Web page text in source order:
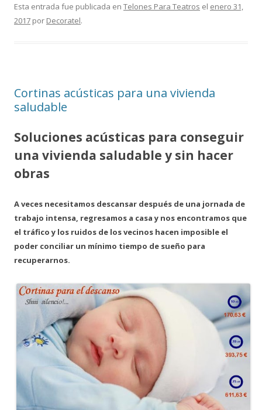
Esta entrada fue publicada en Telones Para Teatros el enero 31,
2017 por Decoratel.
Cortinas acústicas para una vivienda
saludable
Soluciones acústicas para conseguir
una vivienda saludable y sin hacer
obras
A veces necesitamos descansar después de una jornada de
trabajo intensa, regresamos a casa y nos encontramos que
el tráfico y los ruidos de los vecinos hacen imposible el
poder conciliar un mínimo tiempo de sueño para
recuperarnos.